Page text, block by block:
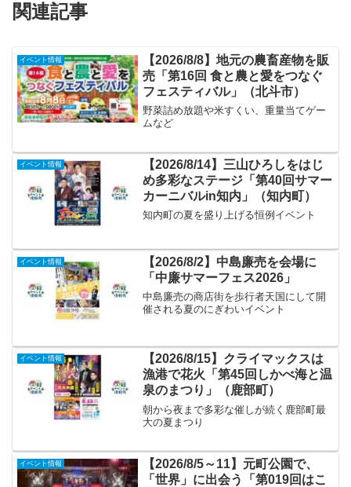
関連記事
イベント情報
【2026/8/8】地元の農畜産物を販
売「第16回 食と農と愛をつなぐ
フェスティバル」（北斗市）
野菜詰め放題や米すくい、重量当てゲー
ムなど
イベント情報
【2026/8/14】三山ひろしをはじ
め多彩なステージ「第40回サマー
カーニバルin知内」（知内町）
知内町の夏を盛り上げる恒例イベント
イベント情報
【2026/8/2】中島廉売を会場に
「中廉サマーフェス2026」
中島廉売の商店街を歩行者天国にして開
催される夏のにぎわいイベント
イベント情報
【2026/8/15】クライマックスは
漁港で花火「第45回しかべ海と温
泉のまつり」（鹿部町）
朝から夜まで多彩な催しが続く鹿部町最
大の夏まつり
イベント情報
【2026/8/5～11】元町公園で、
「世界」に出会う「第019回はこ